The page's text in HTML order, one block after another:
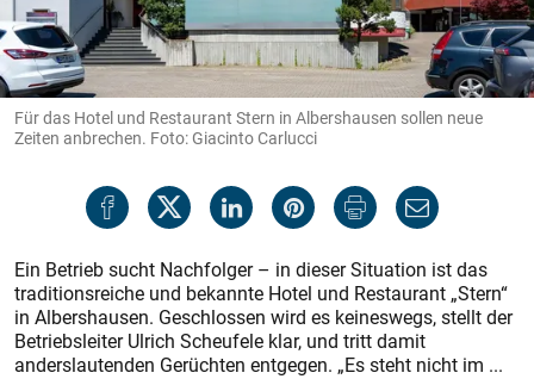
Für das Hotel und Restaurant Stern in Albershausen sollen neue
Zeiten anbrechen. Foto: Giacinto Carlucci
Ein Betrieb sucht Nachfolger – in dieser Situation ist das
traditionsreiche und bekannte Hotel und Restaurant „Stern“
in Albershausen. Geschlossen wird es keineswegs, stellt der
Betriebsleiter Ulrich Scheufele klar, und tritt damit
anderslautenden Gerüchten entgegen. „Es steht nicht im ...